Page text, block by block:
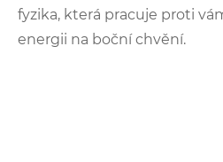
fyzika, která pracuje proti
energii na boční chvění.